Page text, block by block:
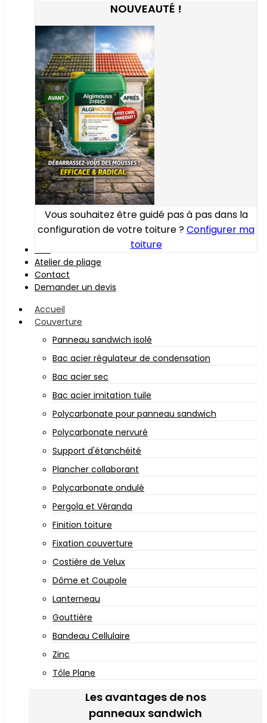
NOUVEAUTÉ !
Vous souhaitez être guidé pas à pas dans la
configuration de votre toiture ?Configurer ma
toiture
Atelier de pliage
Contact
Demander un devis
Accueil
Couverture
Panneau sandwich isolé
Bac acier régulateur de condensation
Bac acier sec
Bac acier imitation tuile
Polycarbonate pour panneau sandwich
Polycarbonate nervuré
Support d'étanchéité
Plancher collaborant
Polycarbonate ondulé
Pergola et Véranda
Finition toiture
Fixation couverture
Costière de Velux
Dôme et Coupole
Lanterneau
Gouttière
Bandeau Cellulaire
Zinc
Tôle Plane
Les avantages de nos
panneaux sandwich